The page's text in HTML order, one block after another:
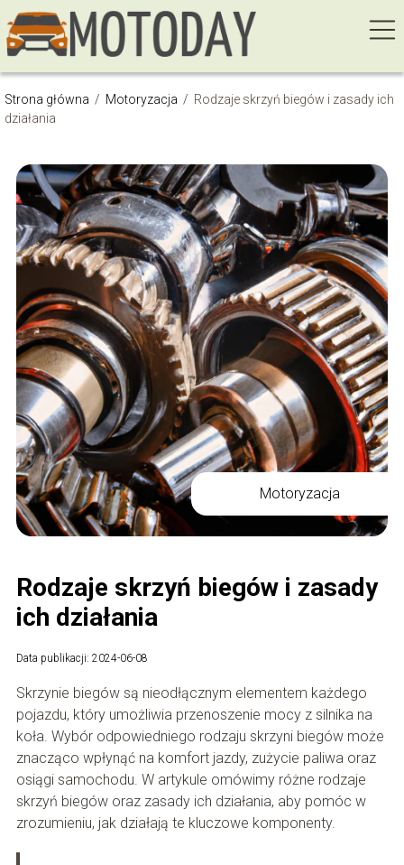
Strona główna / Motoryzacja / Rodzaje skrzyń biegów i zasady ich
działania
Motoryzacja
Rodzaje skrzyń biegów i zasady
ich działania
Data publikacji: 2024-06-08
Skrzynie biegów są nieodłącznym elementem każdego
pojazdu, który umożliwia przenoszenie mocy z silnika na
koła. Wybór odpowiedniego rodzaju skrzyni biegów może
znacząco wpłynąć na komfort jazdy, zużycie paliwa oraz
osiągi samochodu. W artykule omówimy różne rodzaje
skrzyń biegów oraz zasady ich działania, aby pomóc w
zrozumieniu, jak działają te kluczowe komponenty.